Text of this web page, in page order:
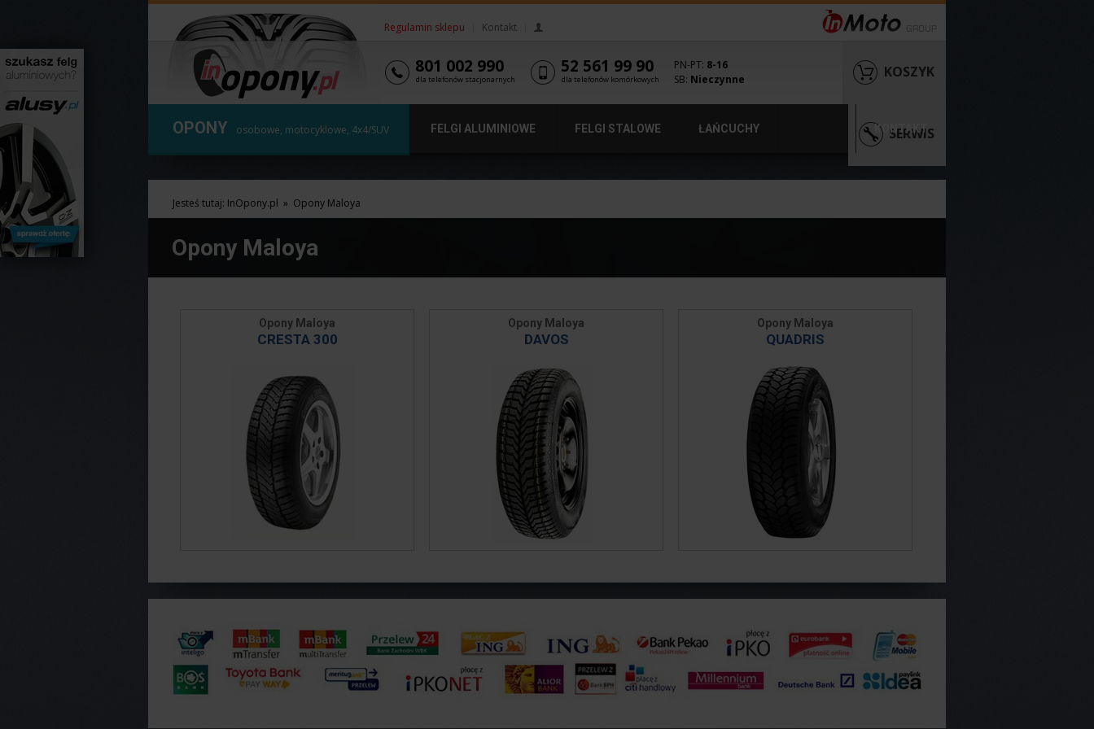
Regulamin sklepu Kontakt
801 002 990
dla telefonów stacjonarnych
52 561 99 90
dla telefonów komórkowych
PN-PT: 8-16
SB: Nieczynne KOSZYK
SERWIS
OPONY osobowe, motocyklowe, 4x4/SUV FELGI ALUMINIOWE FELGI STALOWE ŁAŃCUCHY KONTAKT
Jesteś tutaj: InOpony.pl » Opony Maloya
Opony Maloya
Opony Maloya
CRESTA 300
Opony Maloya
DAVOS
Opony Maloya
QUADRIS